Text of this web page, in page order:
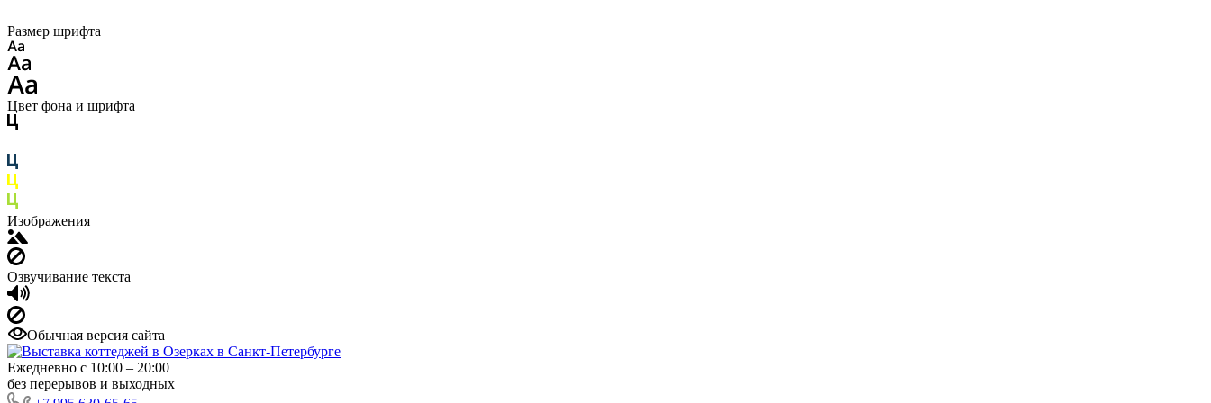
Размер шрифта
Цвет фона и шрифта
Изображения
Озвучивание текста
Обычная версия сайта
Ежедневно с 10:00 – 20:00
без перерывов и выходных